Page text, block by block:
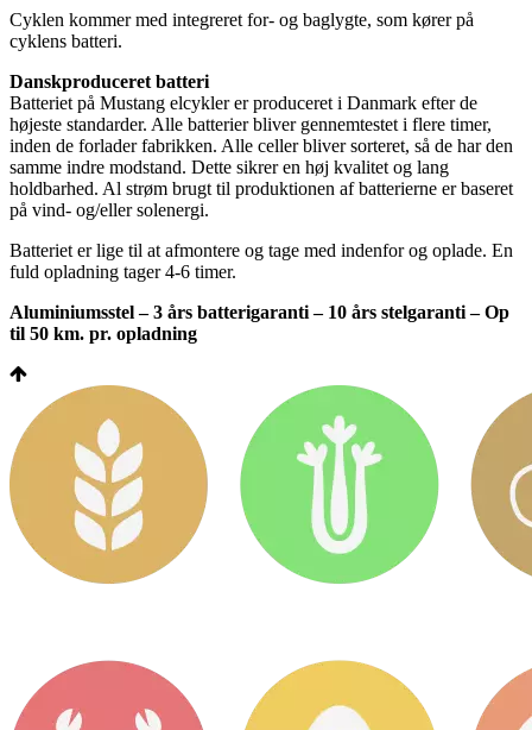
Cyklen kommer med integreret for- og baglygte, som kører på
cyklens batteri.
Danskproduceret batteri
Batteriet på Mustang elcykler er produceret i Danmark efter de
højeste standarder. Alle batterier bliver gennemtestet i flere timer,
inden de forlader fabrikken. Alle celler bliver sorteret, så de har den
samme indre modstand. Dette sikrer en høj kvalitet og lang
holdbarhed. Al strøm brugt til produktionen af batterierne er baseret
på vind- og/eller solenergi.
Batteriet er lige til at afmontere og tage med indenfor og oplade. En
fuld opladning tager 4-6 timer.
Aluminiumsstel – 3 års batterigaranti – 10 års stelgaranti – Op
til 50 km. pr. opladning